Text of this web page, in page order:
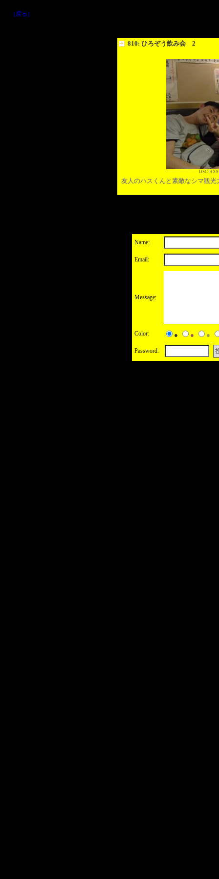
［戻る］
810: ひろぞう飲み会 2
DSC-
友人のハスくんと素敵なシマ観光
Name:
Email:
Message:
Color: ● ● ●
Password: